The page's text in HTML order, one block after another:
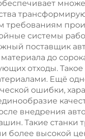
системы
поставщик
до
отходы.
Ещё
ошибки,
внедрения
Такие
более высокой